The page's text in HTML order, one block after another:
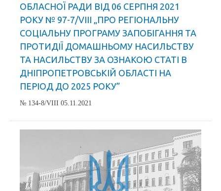
ОБЛАСНОЇ РАДИ ВІД 06 СЕРПНЯ 2021
РОКУ № 97-7/VІІІ „ПРО РЕГІОНАЛЬНУ
СОЦІАЛЬНУ ПРОГРАМУ ЗАПОБІГАННЯ ТА
ПРОТИДІЇ ДОМАШНЬОМУ НАСИЛЬСТВУ
ТА НАСИЛЬСТВУ ЗА ОЗНАКОЮ СТАТІ В
ДНІПРОПЕТРОВСЬКІЙ ОБЛАСТІ НА
ПЕРІОД ДО 2025 РОКУ”
№ 134-8/VIII 05.11.2021